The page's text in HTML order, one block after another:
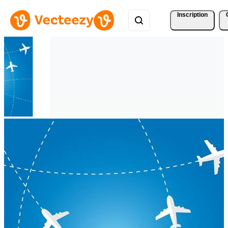
Inscription